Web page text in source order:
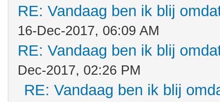
RE: Vandaag ben ik blij
16-Dec-2017, 06:09 AM
RE: Vandaag ben ik blij
Dec-2017, 02:26 PM
RE: Vandaag ben ik blij